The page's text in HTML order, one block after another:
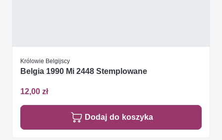
Królowie Belgijscy
Belgia 1990 Mi 2448 Stemplowane
12,00 zł
Dodaj do koszyka